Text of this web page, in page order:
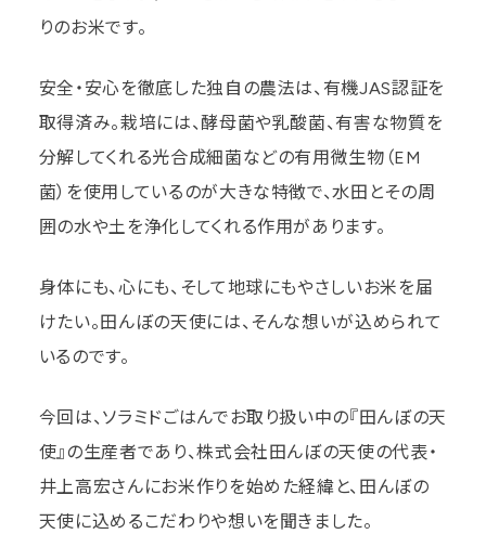
りのお米です。
安全・安心を徹底した独自の農法は、有機JAS認証を
取得済み。栽培には、酵母菌や乳酸菌、有害な物質を
分解してくれる光合成細菌などの有用微生物（EM
菌）を使用しているのが大きな特徴で、水田とその周
囲の水や土を浄化してくれる作用があります。
身体にも、心にも、そして地球にもやさしいお米を届
けたい。田んぼの天使には、そんな想いが込められて
いるのです。
今回は、ソラミドごはんでお取り扱い中の『田んぼの天
使』の生産者であり、株式会社田んぼの天使の代表・
井上高宏さんにお米作りを始めた経緯と、田んぼの
天使に込めるこだわりや想いを聞きました。